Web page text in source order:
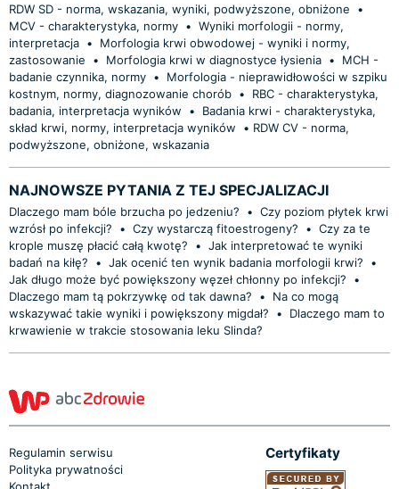
RDW SD - norma, wskazania, wyniki, podwyższone, obniżone
•
MCV - charakterystyka, normy • Wyniki morfologii - normy,
interpretacja •
Morfologia krwi obwodowej - wyniki i normy,
zastosowanie
• Morfologia krwi w diagnostyce łysienia •
MCH -
badanie czynnika, normy •
Morfologia - nieprawidłowości w szpiku
kostnym, normy, diagnozowanie chorób •
RBC - charakterystyka,
badania, interpretacja wyników
•
Badania krwi - charakterystyka,
skład krwi, normy, interpretacja wyników
• ​RDW CV - norma,
podwyższone, obniżone, wskazania
NAJNOWSZE PYTANIA Z TEJ SPECJALIZACJI
Dlaczego mam bóle brzucha po jedzeniu? • Czy poziom płytek krwi
wzrósł po infekcji?
• Czy wystarczą fitoestrogeny? • Czy za te
krople muszę płacić całą kwotę?
• Jak interpretować te wyniki
badań na kiłę?
• Jak ocenić ten wynik badania morfologii krwi?
•
Jak długo może być powiększony węzeł chłonny po infekcji?
•
Dlaczego mam tą pokrzywkę od tak dawna?
•
Na co mogą
wskazywać takie wyniki i powiększony migdał?
•
Dlaczego mam to
krwawienie w trakcie stosowania leku Slinda?
Regulamin serwisu
Polityka prywatności
Certyfikaty